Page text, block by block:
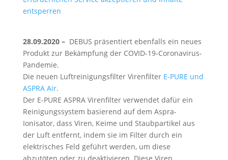
entsperren
28.09.2020 – DEBUS präsentiert ebenfalls ein neues
Produkt zur Bekämpfung der COVID-19-Coronavirus-
Pandemie.
Die neuen Luftreinigungsfilter VirenfilterE-PURE und
ASPRA Air.
Der E-PURE ASPRA Virenfilter verwendet dafür ein
Reinigungssystem basierend auf dem Aspra-
Ionisator, dass Viren, Keime und Staubpartikel aus
der Luft entfernt, indem sie im Filter durch ein
elektrisches Feld geführt werden, um diese